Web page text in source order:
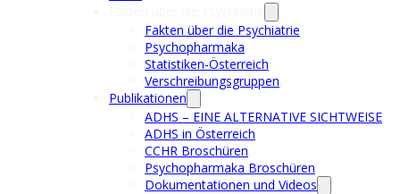
Fakten über die Psychiatrie
Psychopharmaka
Statistiken-Österreich
Verschreibungsgruppen
Publikationen
ADHS – EINE ALTERNATIVE SICHTWEISE
ADHS in Österreich
CCHR Broschüren
Psychopharmaka Broschüren
Dokumentationen und Videos